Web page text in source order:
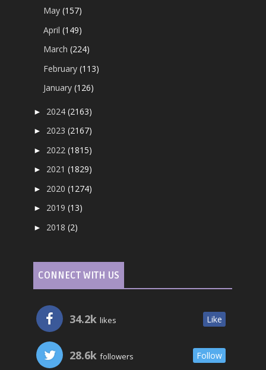
May(157)
April(149)
March(224)
February(113)
January(126)
► 2024(2163)
► 2023(2167)
► 2022(1815)
► 2021(1829)
► 2020(1274)
► 2019(13)
► 2018(2)
CONNECT WITH US
34.2k likes Like
28.6k followers Follow